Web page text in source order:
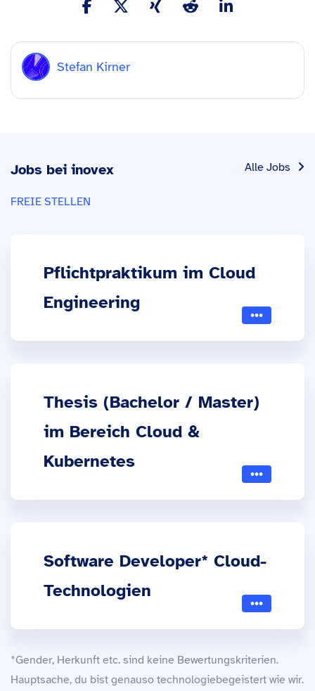
Stefan Kirner
Alle Jobs
Jobs bei inovex
FREIE STELLEN
Pflichtpraktikum im Cloud
Engineering
Thesis (Bachelor / Master)
im Bereich Cloud &
Kubernetes
Software Developer* Cloud-
Technologien
*Gender, Herkunft etc. sind keine Bewertungskriterien.
Hauptsache, du bist genauso technologiebegeistert wie wir.